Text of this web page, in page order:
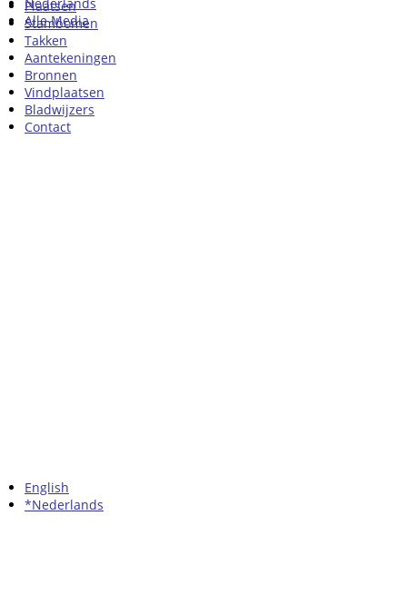
Alle Media
Plaatsen
Stambomen
Takken
Aantekeningen
Bronnen
Vindplaatsen
Bladwijzers
Contact
English
*Nederlands